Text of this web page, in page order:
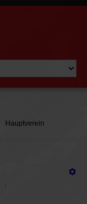
Hauptverein